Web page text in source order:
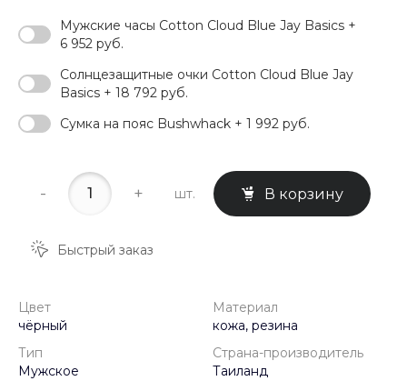
Мужские часы Cotton Cloud Blue Jay Basics +
6 952 руб.
Солнцезащитные очки Cotton Cloud Blue Jay
Basics + 18 792 руб.
Сумка на пояс Bushwhack + 1 992 руб.
- + шт. В корзину
Быстрый заказ
Цвет
чёрный
Материал
кожа, резина
Тип
Мужское
Страна-производитель
Таиланд